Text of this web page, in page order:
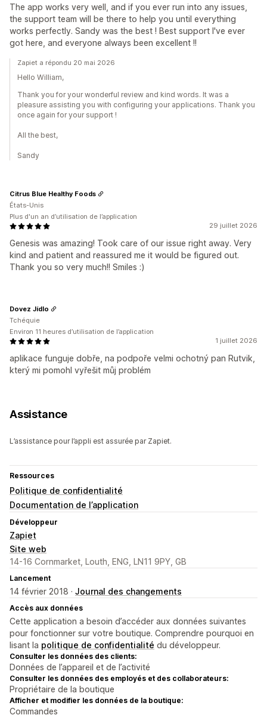
The app works very well, and if you ever run into any issues,
the support team will be there to help you until everything
works perfectly. Sandy was the best ! Best support I've ever
got here, and everyone always been excellent !!
Zapiet a répondu 20 mai 2026
Hello William,
Thank you for your wonderful review and kind words. It was a
pleasure assisting you with configuring your applications. Thank you
once again for your support !
All the best,
Sandy
29 juillet 2026
Genesis was amazing! Took care of our issue right away. Very
kind and patient and reassured me it would be figured out.
Thank you so very much!! Smiles :)
Citrus Blue Healthy Foods
États-Unis
Plus d'un an d’utilisation de l’application
1 juillet 2026
aplikace funguje dobře, na podpoře velmi ochotný pan Rutvik,
který mi pomohl vyřešit můj problém
Dovez Jídlo
Tchéquie
Environ 11 heures d’utilisation de l’application
Assistance
L’assistance pour l’appli est assurée par Zapiet.
Ressources
Politique de confidentialité
Documentation de l’application
Développeur
Zapiet
Site web
14-16 Cornmarket, Louth, ENG, LN11 9PY, GB
Lancement
14 février 2018 · Journal des changements
Accès aux données
Cette application a besoin d’accéder aux données suivantes
pour fonctionner sur votre boutique. Comprendre pourquoi en
lisant la politique de confidentialité du développeur.
Consulter les données des clients:
Données de l’appareil et de l’activité
Consulter les données des employés et des collaborateurs:
Propriétaire de la boutique
Afficher et modifier les données de la boutique:
Commandes